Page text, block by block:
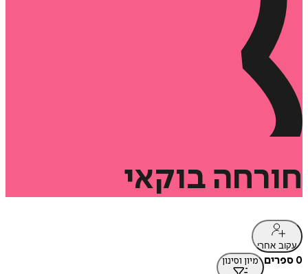
חורחה בוקאי
עקוב אחרי
0 ספרים מיון וסינון